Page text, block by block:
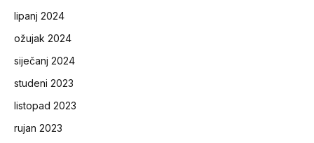
lipanj 2024
ožujak 2024
siječanj 2024
studeni 2023
listopad 2023
rujan 2023